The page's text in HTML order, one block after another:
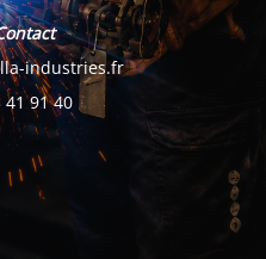
industries.fr
41 91 40